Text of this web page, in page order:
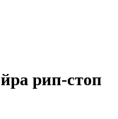
рип-стоп